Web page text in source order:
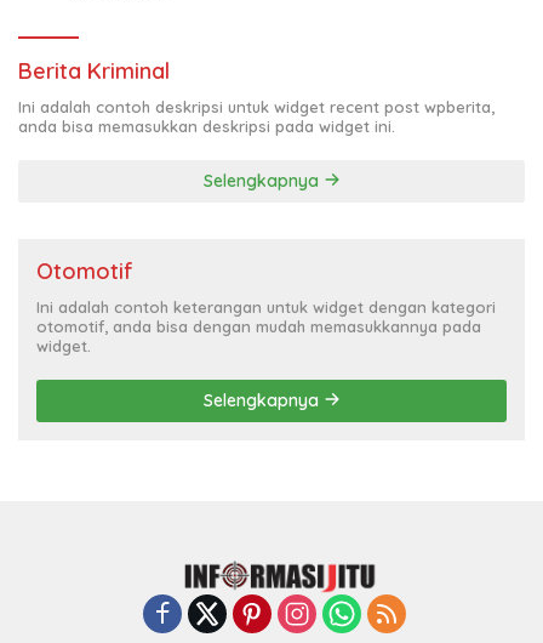
Berita Kriminal
Ini adalah contoh deskripsi untuk widget recent post wpberita,
anda bisa memasukkan deskripsi pada widget ini.
Selengkapnya
Otomotif
Ini adalah contoh keterangan untuk widget dengan kategori
otomotif, anda bisa dengan mudah memasukkannya pada
widget.
Selengkapnya